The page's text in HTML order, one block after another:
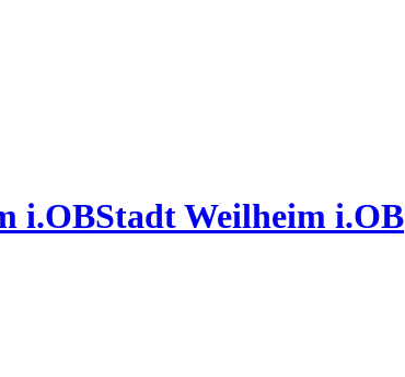
Stadt Weilheim i.OB